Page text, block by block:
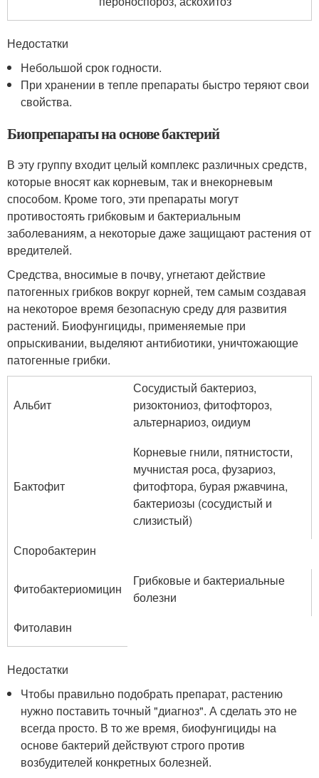
Недостатки
Небольшой срок годности.
При хранении в тепле препараты быстро теряют свои
свойства.
Биопрепараты на основе бактерий
В эту группу входит целый комплекс различных средств,
которые вносят как корневым, так и внекорневым
способом. Кроме того, эти препараты могут
противостоять грибковым и бактериальным
заболеваниям, а некоторые даже защищают растения от
вредителей.
Средства, вносимые в почву, угнетают действие
патогенных грибков вокруг корней, тем самым создавая
на некоторое время безопасную среду для развития
растений. Биофунгициды, применяемые при
опрыскивании, выделяют антибиотики, уничтожающие
патогенные грибки.
Альбит
Сосудистый бактериоз,
ризоктониоз, фитофтороз,
альтернариоз, оидиум
Бактофит
Корневые гнили, пятнистости,
мучнистая роса, фузариоз,
фитофтора, бурая ржавчина,
бактериозы (сосудистый и
слизистый)
Споробактерин
Фитобактериомицин
Грибковые и бактериальные
болезни
Фитолавин
Недостатки
Чтобы правильно подобрать препарат, растению
нужно поставить точный "диагноз". А сделать это не
всегда просто. В то же время, биофунгициды на
основе бактерий действуют строго против
возбудителей конкретных болезней.